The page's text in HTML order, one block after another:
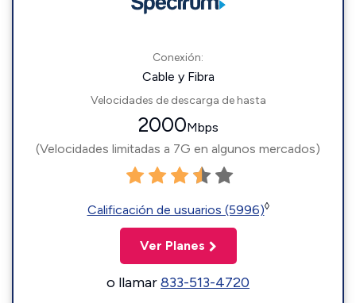
Conexión:
Cable y Fibra
Velocidades de descarga de hasta
2000Mbps
(Velocidades limitadas a 7G en algunos mercados)
Calificación de usuarios (5996)◊
Ver Planes
o llamar833-513-4720